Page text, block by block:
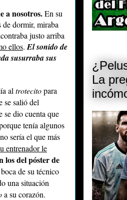
a nosotros.En su
de dormir, miraba
justo arriba
ellos. El sonido de
susurraba sus
al trotecitopara
se salió del
se dio cuenta que
tenía algunos
sería el que más
entrenador le
los del póster de
de su técnico
una situación
a su corazón.
La